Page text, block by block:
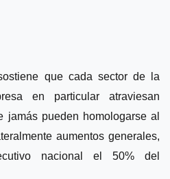
que cada sector de la
en particular atraviesan
jamás pueden homologarse al
aumentos generales,
nacional el 50% del